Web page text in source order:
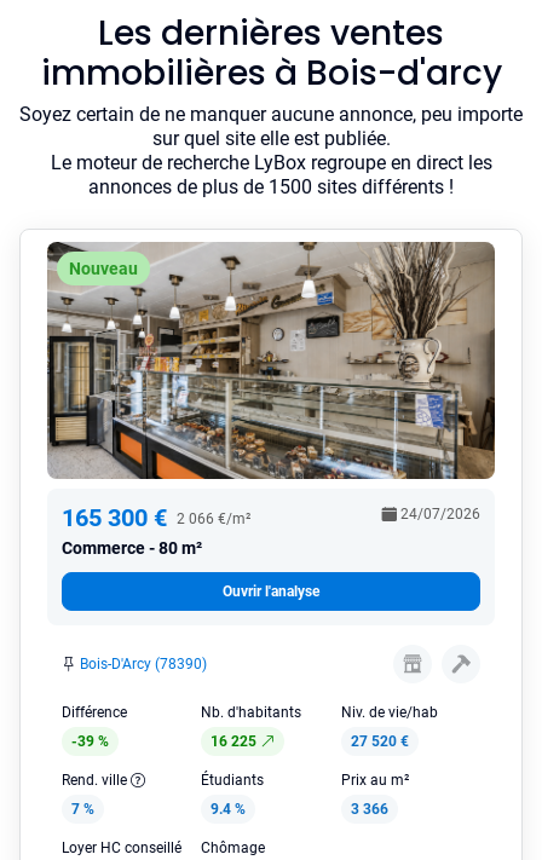
Les dernières ventes
immobilières à Bois-d'arcy
Soyez certain de ne manquer aucune annonce, peu importe
sur quel site elle est publiée.
Le moteur de recherche LyBox regroupe en direct les
annonces de plus de 1500 sites différents !
Nouveau
165 300 € 2 066 €/m²
Commerce 80 m²
24/07/2026
Ouvrir l'analyse
Bois-D'Arcy (78390)
Différence
-39 %
Nb. d'habitants
16 225
Niv. de vie/hab
27 520 €
Rend. ville
7 %
Étudiants
9.4 %
Prix au m²
3 366
Loyer HC conseillé
Chômage